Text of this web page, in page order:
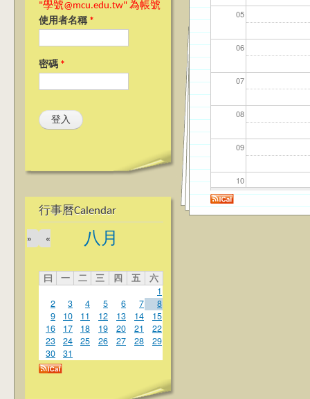
"學號@mcu.edu.tw" 為帳號
使用者名稱 *
密碼 *
行事曆Calendar
八月
«
»
曰 一 二 三 四 五
六
1
2
3 4 5 6 7
8
9
10 11 12 13 14
15
16
17 18 19 20 21
22
23
24 25 26 27 28
29
30
31
05
06
07
08
09
10
11